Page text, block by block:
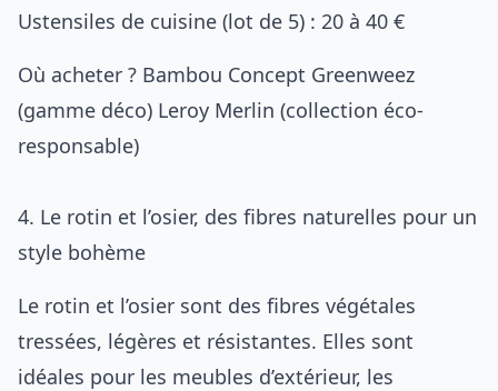
Ustensiles de cuisine (lot de 5) : 20 à 40 €
Où acheter ? Bambou Concept Greenweez
(gamme déco) Leroy Merlin (collection éco-
responsable)
4. Le rotin et l’osier, des fibres naturelles pour un
style bohème
Le rotin et l’osier sont des fibres végétales
tressées, légères et résistantes. Elles sont
idéales pour les meubles d’extérieur, les